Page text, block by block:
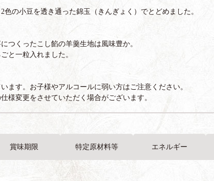
色の小豆を透き通った錦玉（きんぎょく）でとどめました。
つくったこし餡の羊羹生地は風味豊か。
と一粒入れました。
ます。お子様やアルコールに弱い方はご注意ください。
様変更をさせていただく場合がございます。
賞味期限 特定原材料等 エネルギー